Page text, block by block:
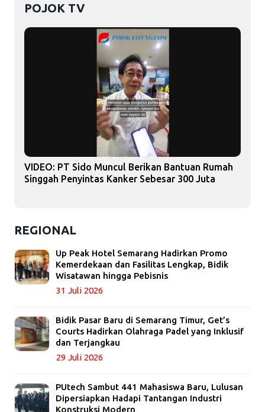
POJOK TV
VIDEO: PT Sido Muncul Berikan Bantuan Rumah
Singgah Penyintas Kanker Sebesar 300 Juta
REGIONAL
Up Peak Hotel Semarang Hadirkan Promo
Kemerdekaan dan Fasilitas Lengkap, Bidik
Wisatawan hingga Pebisnis
31 Juli 2026
Bidik Pasar Baru di Semarang Timur, Get’s
Courts Hadirkan Olahraga Padel yang Inklusif
dan Terjangkau
29 Juli 2026
PUtech Sambut 441 Mahasiswa Baru, Lulusan
Dipersiapkan Hadapi Tantangan Industri
Konstruksi Modern